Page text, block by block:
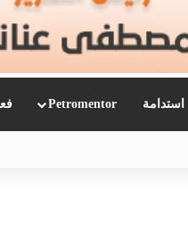
استدامة Petromentor